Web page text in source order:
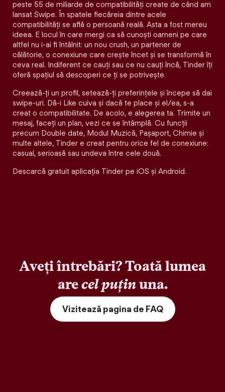
peste 55 de miliarde de compatibilități create de când am
lansat Swipe. În spatele fiecăreia dintre acele
compatibilităţi se află o persoană reală. Asta a fost mereu
ideea. E locul în care mergi ca să cunoști oameni pe care
altfel nu i-ai fi întâlnit: un nou crush, un partener de
călătorie, o conexiune care crește încet și se transformă în
ceva real. Indiferent ce cauți sau ce nu cauți încă, Tinder îți
oferă spațiul să descoperi ce ți se potrivește.
Creează-ți un profil, setează-ți preferințele și începe să dai
swipe-uri. Dă-i Like cuiva și dacă te place și el/ea, s-a
creat o compatibilitate. De acolo, e alegerea ta. Trimite un
mesaj, faceți un plan, vezi ce se întâmplă. Cu funcții
precum Double date, Modul Muzică, Pașaport, Chimie și
multe altele, Tinder e creat pentru orice fel de conexiune:
casual, serioasă sau undeva între cele două.
Descarcă gratuit aplicația Tinder pe iOS și Android.
Aveți întrebări? Toată lumea
arecel puținuna.
Vizitează pagina de FAQ